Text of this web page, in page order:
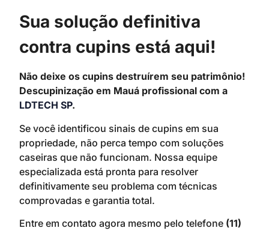
Sua solução definitiva
contra cupins está aqui!
Não deixe os cupins destruírem seu patrimônio!
Descupinização em Mauá profissional com a
LDTECH SP.
Se você identificou sinais de cupins em sua
propriedade, não perca tempo com soluções
caseiras que não funcionam. Nossa equipe
especializada está pronta para resolver
definitivamente seu problema com técnicas
comprovadas e garantia total.
Entre em contato agora mesmo pelo telefone (11)